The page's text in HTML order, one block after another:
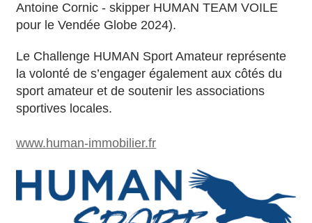
Antoine Cornic - skipper HUMAN TEAM VOILE
pour le Vendée Globe 2024).
Le Challenge HUMAN Sport Amateur représente
la volonté de s’engager également aux côtés du
sport amateur et de soutenir les associations
sportives locales.
www.human-immobilier.fr